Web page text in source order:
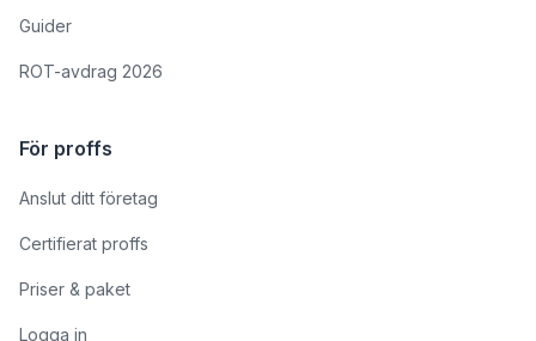
Guider
ROT-avdrag 2026
För proffs
Anslut ditt företag
Certifierat proffs
Priser & paket
Logga in